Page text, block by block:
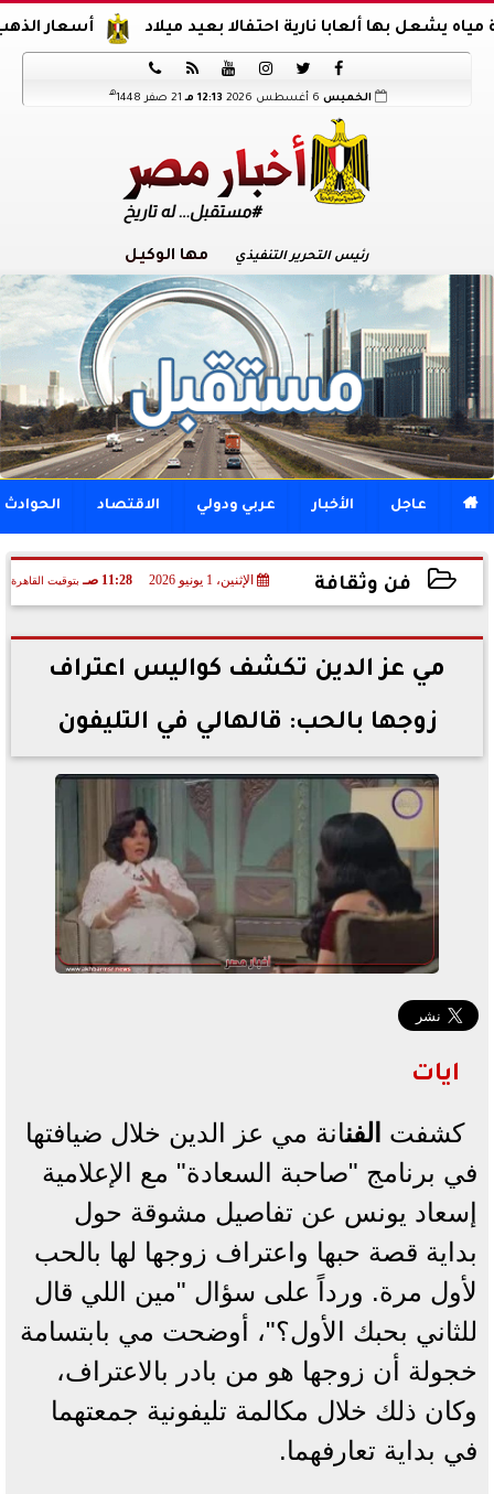
أسعار الذهب اليوم فى مصر الخميس 6 ألعابا نارية احتفالا بعيد ميلاد






الخميس 12:13 مـ 21 صفر 1448 هـ
رئيس التحرير التنفيذي مها الوكيل
 عاجل الأخبار عربي ودولي الاقتصاد الحوادث
فن وثقافة الإثنين، 1 يونيو 2026 11:28 صـ بتوقيت القاهرة
2026-06-01 11:28:29
مي عز الدين تكشف كواليس اعتراف
زوجها بالحب: قالهالي في التليفون
ايات
كشفت الفنانة مي عز الدين خلال ضيافتها
في برنامج "صاحبة السعادة" مع الإعلامية
إسعاد يونس عن تفاصيل مشوقة حول
بداية قصة حبها واعتراف زوجها لها بالحب
لأول مرة. ورداً على سؤال "مين اللي قال
للثاني بحبك الأول؟"، أوضحت مي بابتسامة
خجولة أن زوجها هو من بادر بالاعتراف،
وكان ذلك خلال مكالمة تليفونية جمعتهما
في بداية تعارفهما.